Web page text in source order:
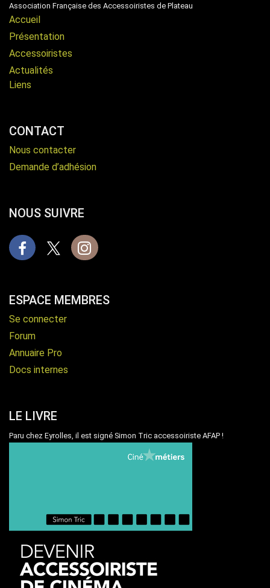
Association Française des Accessoiristes de Plateau
Accueil
Présentation
Accessoiristes
Actualités
Liens
CONTACT
Nous contacter
Demande d’adhésion
NOUS SUIVRE
ESPACE MEMBRES
Se connecter
Forum
Annuaire Pro
Docs internes
LE LIVRE
Paru chez Eyrolles, il est signé Simon Tric accessoiriste AFAP !